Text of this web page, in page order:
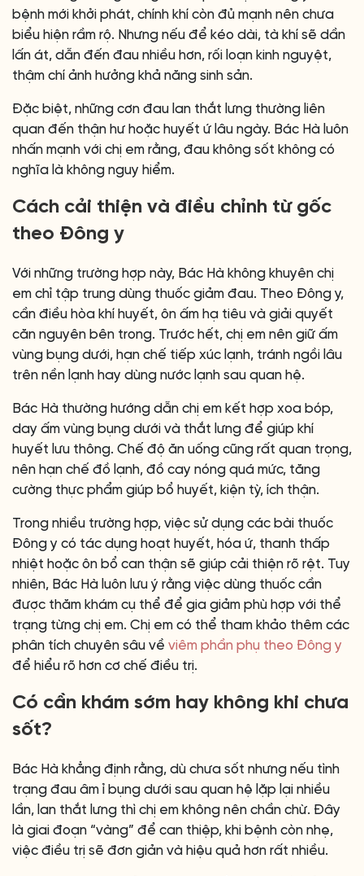
bệnh mới khởi phát, chính khí còn đủ mạnh nên chưa
biểu hiện rầm rộ. Nhưng nếu để kéo dài, tà khí sẽ dần
lấn át, dẫn đến đau nhiều hơn, rối loạn kinh nguyệt,
thậm chí ảnh hưởng khả năng sinh sản.
Đặc biệt, những cơn đau lan thắt lưng thường liên
quan đến thận hư hoặc huyết ứ lâu ngày. Bác Hà luôn
nhấn mạnh với chị em rằng, đau không sốt không có
nghĩa là không nguy hiểm.
Cách cải thiện và điều chỉnh từ gốc
theo Đông y
Với những trường hợp này, Bác Hà không khuyên chị
em chỉ tập trung dùng thuốc giảm đau. Theo Đông y,
cần điều hòa khí huyết, ôn ấm hạ tiêu và giải quyết
căn nguyên bên trong. Trước hết, chị em nên giữ ấm
vùng bụng dưới, hạn chế tiếp xúc lạnh, tránh ngồi lâu
trên nền lạnh hay dùng nước lạnh sau quan hệ.
Bác Hà thường hướng dẫn chị em kết hợp xoa bóp,
day ấm vùng bụng dưới và thắt lưng để giúp khí
huyết lưu thông. Chế độ ăn uống cũng rất quan trọng,
nên hạn chế đồ lạnh, đồ cay nóng quá mức, tăng
cường thực phẩm giúp bổ huyết, kiện tỳ, ích thận.
Trong nhiều trường hợp, việc sử dụng các bài thuốc
Đông y có tác dụng hoạt huyết, hóa ứ, thanh thấp
nhiệt hoặc ôn bổ can thận sẽ giúp cải thiện rõ rệt. Tuy
nhiên, Bác Hà luôn lưu ý rằng việc dùng thuốc cần
được thăm khám cụ thể để gia giảm phù hợp với thể
trạng từng chị em. Chị em có thể tham khảo thêm các
phân tích chuyên sâu về viêm phần phụ theo Đông y
để hiểu rõ hơn cơ chế điều trị.
Có cần khám sớm hay không khi chưa
sốt?
Bác Hà khẳng định rằng, dù chưa sốt nhưng nếu tình
trạng đau âm ỉ bụng dưới sau quan hệ lặp lại nhiều
lần, lan thắt lưng thì chị em không nên chần chừ. Đây
là giai đoạn “vàng” để can thiệp, khi bệnh còn nhẹ,
việc điều trị sẽ đơn giản và hiệu quả hơn rất nhiều.